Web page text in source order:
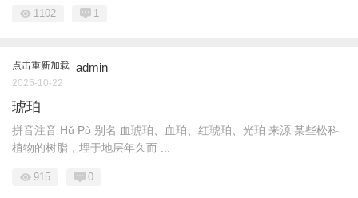
1102 1
点击重新加载 admin
2025-10-22
琥珀
拼音注音 Hǔ Pò 别名 血琥珀、血珀、红琥珀、光珀 来源 某些松科
植物的树脂，埋于地层年久而 ...
915 0